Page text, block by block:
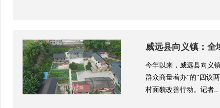
威远县向义镇：全
今年以来，威远县向义
群众商量着办”的“四议
村面貌改善行动。记者..